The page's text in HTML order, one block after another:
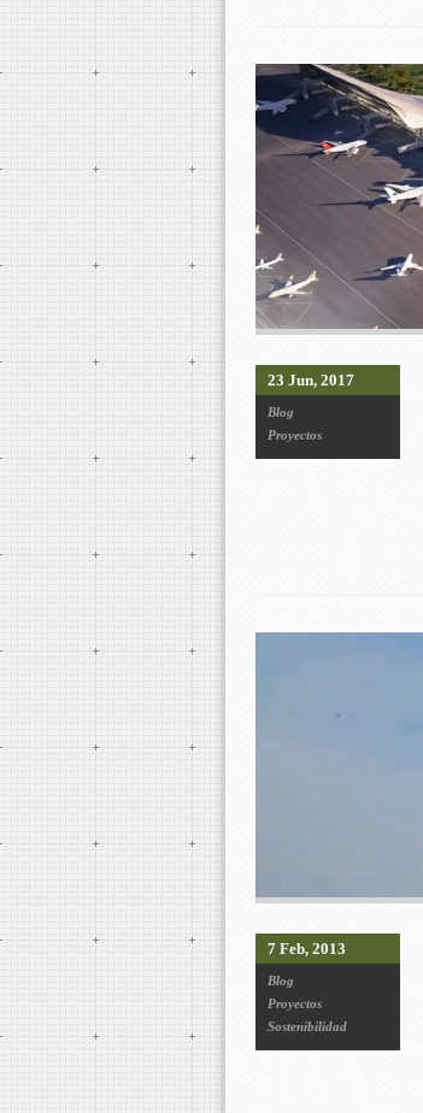
23 Jun, 2017
Blog
Proyectos
7 Feb, 2013
Blog
Proyectos
Sostenibilidad